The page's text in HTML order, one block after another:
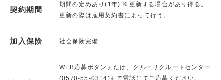
契約期間
期間の定めあり(1年) ※更新する場合があり得る。
更新の際は雇用契約書によって行う。
加入保険 社会保険完備
WEB応募ボタンまたは、クルーリクルートセンター
(0570-55-0314)まで電話にてご応募ください。